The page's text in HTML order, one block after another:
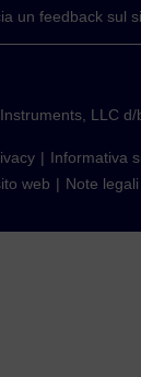
un feedback sul
LLC
Informativa
web
Note